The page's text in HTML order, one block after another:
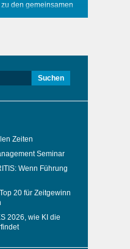
den gemeinsamen
Zeiten
Seminar
Wenn Führung
20 für Zeitgewinn
2026, wie KI die